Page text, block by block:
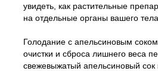
увидеть, как растительные
на отдельные органы вашего тела.
Голодание с апельсиновым
очистки и сброса лишнего веса
свежевыжатый апельсиновый